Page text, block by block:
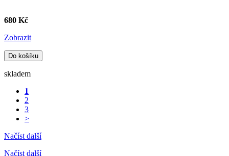
680 Kč
Zobrazit
Do košíku
skladem
1
2
3
>
Načíst další
Načíst další